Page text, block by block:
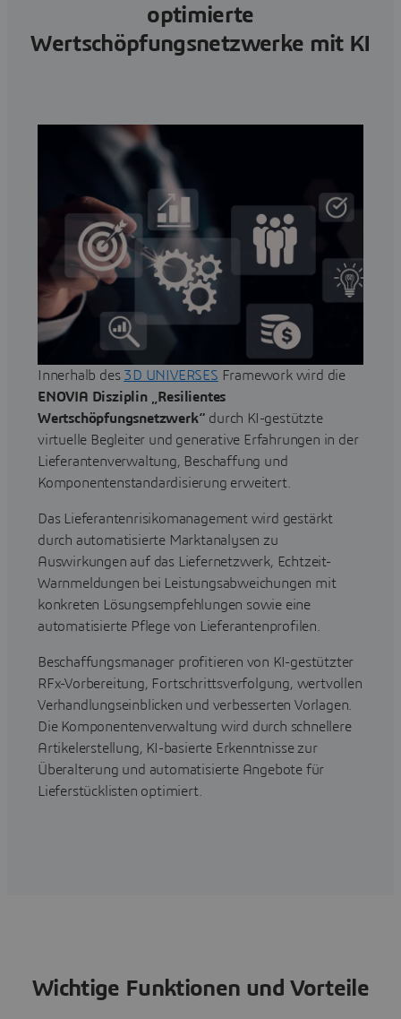
optimierte
Wertschöpfungsnetzwerke mit KI
Innerhalb des 3D UNIVERSES Framework wird die
ENOVIA Disziplin „Resilientes
Wertschöpfungsnetzwerk“ durch KI-gestützte
virtuelle Begleiter und generative Erfahrungen in der
Lieferantenverwaltung, Beschaffung und
Komponentenstandardisierung erweitert.
Das Lieferantenrisikomanagement wird gestärkt
durch automatisierte Marktanalysen zu
Auswirkungen auf das Liefernetzwerk, Echtzeit-
Warnmeldungen bei Leistungsabweichungen mit
konkreten Lösungsempfehlungen sowie eine
automatisierte Pflege von Lieferantenprofilen.
Beschaffungsmanager profitieren von KI-gestützter
RFx-Vorbereitung, Fortschrittsverfolgung, wertvollen
Verhandlungseinblicken und verbesserten Vorlagen.
Die Komponentenverwaltung wird durch schnellere
Artikelerstellung, KI-basierte Erkenntnisse zur
Überalterung und automatisierte Angebote für
Lieferstücklisten optimiert.
Wichtige Funktionen und Vorteile